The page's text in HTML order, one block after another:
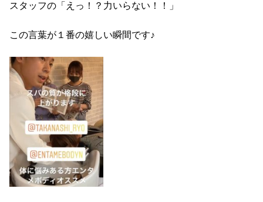
スタッフの「えっ！？力いらない！！」
この言葉が１番の嬉しい瞬間です♪